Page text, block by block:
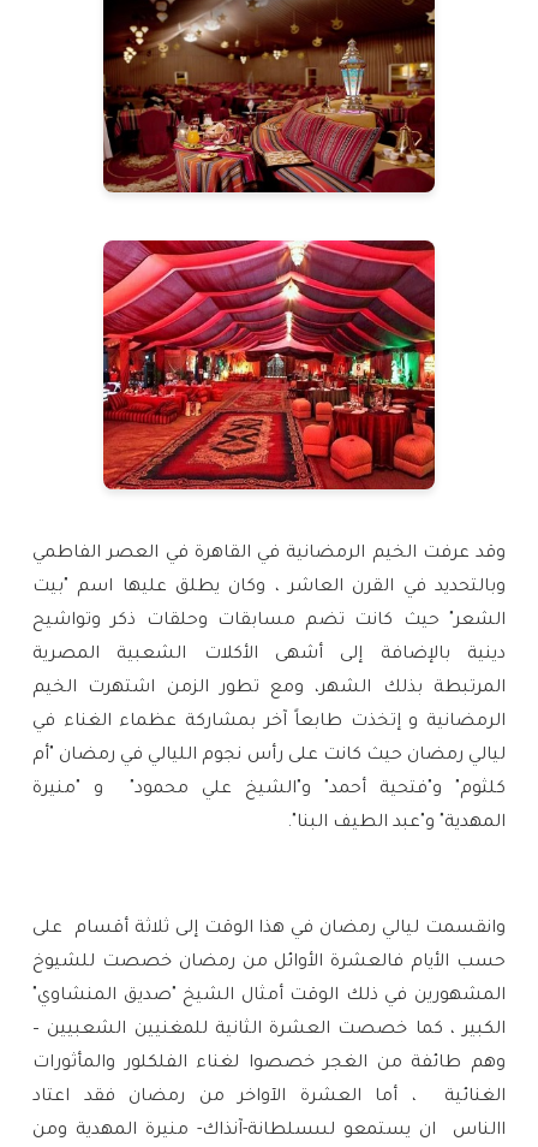
وقد عرفت الخيم الرمضانية في القاهرة في العصر الفاطمي
وبالتحديد في القرن العاشر ، وكان يطلق عليها اسم "بيت
الشعر" حيث كانت تضم مسابقات وحلقات ذكر وتواشيح
دينية بالإضافة إلى أشهى الأكلات الشعبية المصرية
المرتبطة بذلك الشهر، ومع تطور الزمن اشتهرت الخيم
الرمضانية و إتخذت طابعاً آخر بمشاركة‏ ‏عظماء‏ ‏الغناء‏ ‏في‏
‏ليالي‏ ‏رمضان حيث‏ ‏كانت‏ ‏على‏ ‏رأس‏ ‏نجوم‏ ‏الليالي‏ ‏في‏ ‏رمضان‏ ‏"أم‏
‏كلثوم‏" ‏و"فتحية‏ ‏أحمد"‏ ‏و"الشيخ‏ ‏علي‏ ‏محمود"
‏و "منيرة‏
‏المهدية"‏ ‏و"عبد‏ الطيف‏ ‏البنا"‏.
وانقسمت‏ ‏ليالي‏ ‏رمضان‏ ‏في‏ ‏هذا‏ ‏الوقت‏ ‏إلى ‏ثلاثة‏ ‏أقسام على
حسب الأيام فالعشرة الأوائل من رمضان خصصت للشيوخ
المشهورين في ذلك الوقت أمثال ‏‏الشيخ‏ "‏صديق‏ ‏المنشاوي‏"
‏الكبير‏ ، كما خصصت العشرة الثانية للمغنيين الشعبيين –
وهم طائفة من الغجر خصصوا لغناء الفلكلور والمأثورات
الغنائية ، أما العشرة الآواخر من رمضان فقد اعتاد
االناس ان يستمعو لىىسلطانة-آنذاك- ‏منيرة‏ ‏المهدية‏ ‏ومن‏